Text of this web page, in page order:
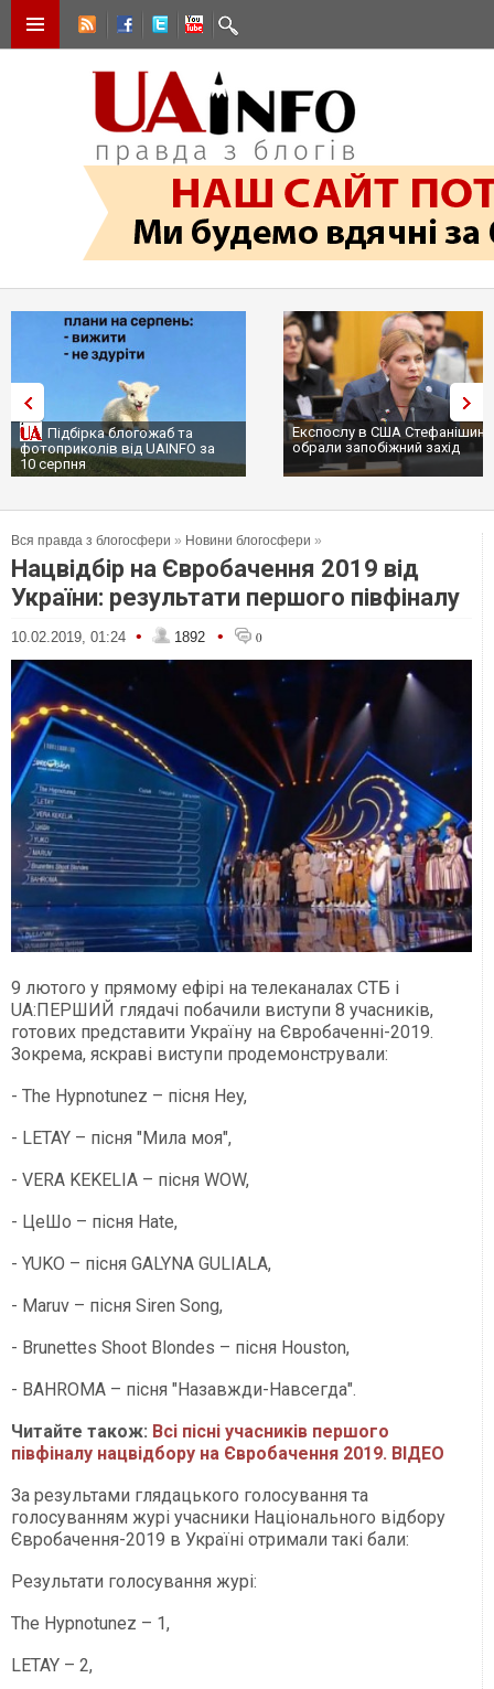
блогожаб та
від UAINFO за
Експослу в США Стефанішиній
обрали запобіжний захід
Вся правда з блогосфери » Новини блогосфери »
Нацвідбір на Євробачення 2019 від
України: результати першого півфіналу
10.02.2019, 01:24 • 1892 • 0
9 лютого у прямому ефірі на телеканалах СТБ і
UA:ПЕРШИЙ глядачі побачили виступи 8 учасників,
готових представити Україну на Євробаченні-2019.
Зокрема, яскраві виступи продемонстрували:
- The Hypnotunez – пісня Hey,
- LETAY – пісня "Мила моя",
- VERA KEKELIA – пісня WOW,
- ЦеШо – пісня Hate,
- YUKO – пісня GALYNA GULIALA,
- Maruv – пісня Siren Song,
- Brunettes Shoot Blondes – пісня Houston,
- BAHROMA – пісня "Назавжди-Навсегда".
Читайте також: Всі пісні учасників першого
півфіналу нацвідбору на Євробачення 2019. ВІДЕО
За результами глядацького голосування та
голосуванням журі учасники Національного відбору
Євробачення-2019 в Україні отримали такі бали:
Результати голосування журі:
The Hypnotunez – 1,
LETAY – 2,